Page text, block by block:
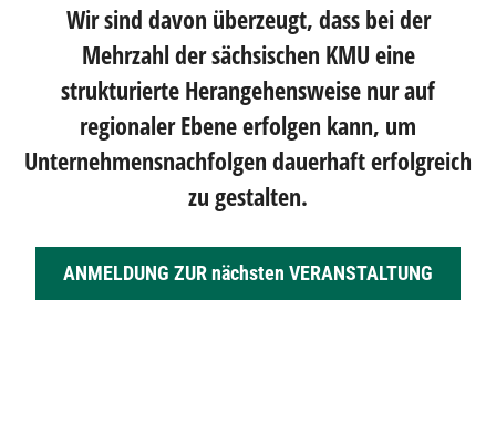
Wir sind davon überzeugt, dass bei der
Mehrzahl der sächsischen KMU eine
strukturierte Herangehensweise nur auf
regionaler Ebene erfolgen kann, um
Unternehmensnachfolgen dauerhaft erfolgreich
zu gestalten.
ANMELDUNG ZUR nächsten VERANSTALTUNG